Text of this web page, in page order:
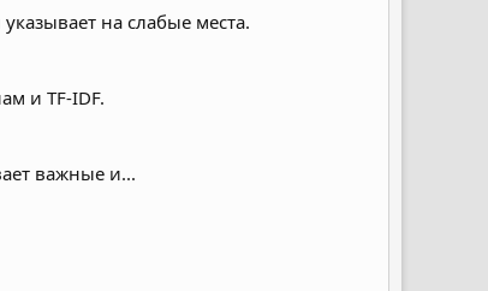
на слабые места.
и TF-IDF.
важные и...